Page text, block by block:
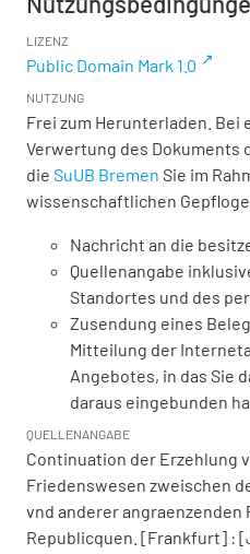
LIZENZ
Public Domain Mark 1.0
NUTZUNG
Frei zum Herunterladen.
Verwertung des Dokuments
die SuUB Bremen Sie im
wissenschaftlichen
Nachricht an die
Quellenangabe
Standortes und des
Zusendung eines
Mitteilung der
Angebotes, in das Sie
daraus eingebunden
QUELLENANGABE
Continuation der Erzehlung
Friedenswesen zweischen
vnd anderer angraenzenden
Republicquen. [Frankfurt] :